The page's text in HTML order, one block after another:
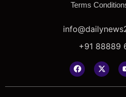
Terms
+91 88889